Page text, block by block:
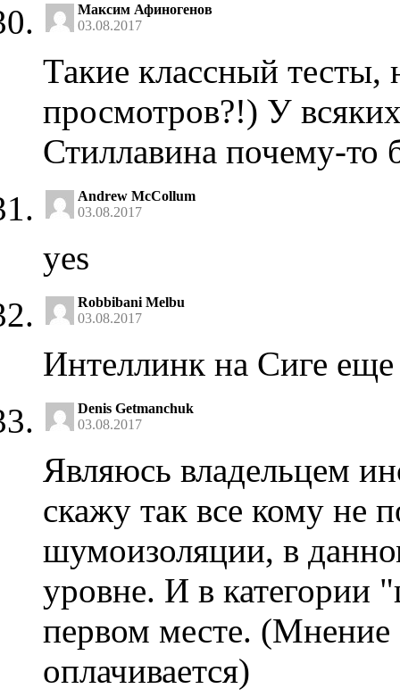
Максим Афиногенов
03.08.2017
Такие классный
просмотров?!) У
Стиллавина почему-то
Andrew McCollum
03.08.2017
yes
Robbibani Melbu
03.08.2017
Интеллинк на Сиге еще
Denis Getmanchuk
03.08.2017
Являюсь владельцем
скажу так все кому не
шумоизоляции, в
уровне. И в категории
первом месте. (Мнение
оплачивается)